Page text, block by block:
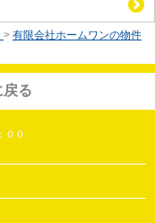
> 有限会社ホームワンの物件
戻る
００